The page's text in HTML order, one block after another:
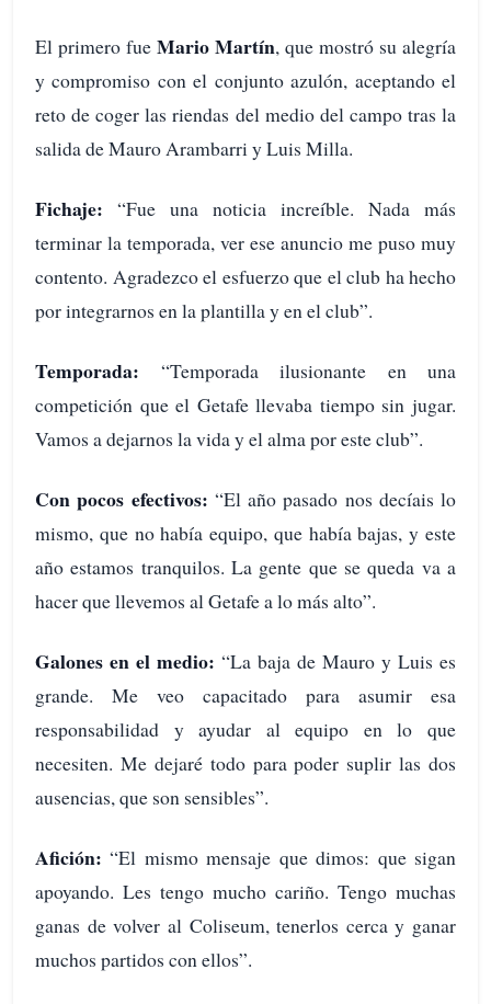
El primero fue Mario Martín, que mostró su alegría
y compromiso con el conjunto azulón, aceptando el
reto de coger las riendas del medio del campo tras la
salida de Mauro Arambarri y Luis Milla.
Fichaje: “Fue una noticia increíble. Nada más
terminar la temporada, ver ese anuncio me puso muy
contento. Agradezco el esfuerzo que el club ha hecho
por integrarnos en la plantilla y en el club”.
Temporada: “Temporada ilusionante en una
competición que el Getafe llevaba tiempo sin jugar.
Vamos a dejarnos la vida y el alma por este club”.
Con pocos efectivos: “El año pasado nos decíais lo
mismo, que no había equipo, que había bajas, y este
año estamos tranquilos. La gente que se queda va a
hacer que llevemos al Getafe a lo más alto”.
Galones en el medio: “La baja de Mauro y Luis es
grande. Me veo capacitado para asumir esa
responsabilidad y ayudar al equipo en lo que
necesiten. Me dejaré todo para poder suplir las dos
ausencias, que son sensibles”.
Afición: “El mismo mensaje que dimos: que sigan
apoyando. Les tengo mucho cariño. Tengo muchas
ganas de volver al Coliseum, tenerlos cerca y ganar
muchos partidos con ellos”.